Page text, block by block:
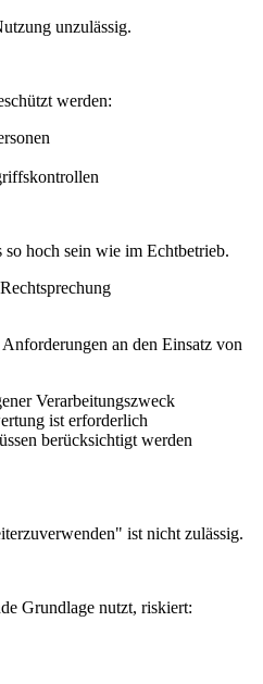
unzulässig.
werden:
so hoch sein wie im Echtbetrieb.
an den Einsatz von
Verarbeitungszweck
ist erforderlich
berücksichtigt werden
ist nicht zulässig.
Grundlage nutzt, riskiert: